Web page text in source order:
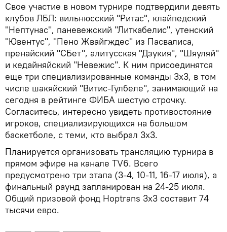
Свое участие в новом турнире подтвердили девять
клубов ЛБЛ: вильнюсский "Ритас", клайпедский
"Нептунас", паневежский "Литкабелис", утенский
"Ювентус", "Пено Жвайгждес" из Пасвалиса,
пренайский "СБет", алитусская "Дзукия", "Шяуляй"
и кедайняйский "Невежис". К ним присоединятся
еще три специализированные команды 3х3, в том
числе шакяйский "Витис-Гулбеле", занимающий на
сегодня в рейтинге ФИБА шестую строчку.
Согласитесь, интересно увидеть противостояние
игроков, специализирующихся на большом
баскетболе, с теми, кто выбрал 3х3.
Планируется организовать трансляцию турнира в
прямом эфире на канале TV6. Всего
предусмотрено три этапа (3-4, 10-11, 16-17 июля), а
финальный раунд запланирован на 24-25 июля.
Общий призовой фонд Hoptrans 3x3 составит 74
тысячи евро.